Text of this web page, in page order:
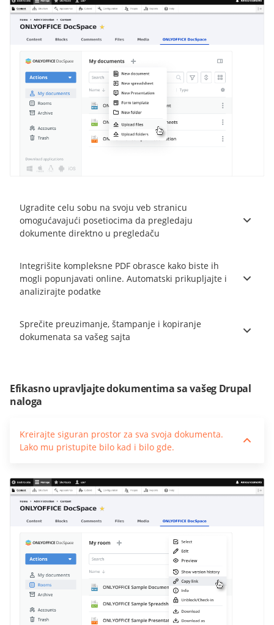
Ugradite celu sobu na svoju veb stranicu
omogućavajući posetiocima da pregledaju
dokumente direktno u pregledaču
Integrišite kompleksne PDF obrasce kako biste ih
mogli popunjavati online. Automatski prikupljajte i
analizirajte podatke
Sprečite preuzimanje, štampanje i kopiranje
dokumenata sa vašeg sajta
Efikasno upravljajte dokumentima sa vašeg Drupal
naloga
Kreirajte siguran prostor za sva svoja dokumenta.
Lako mu pristupite bilo kad i bilo gde.